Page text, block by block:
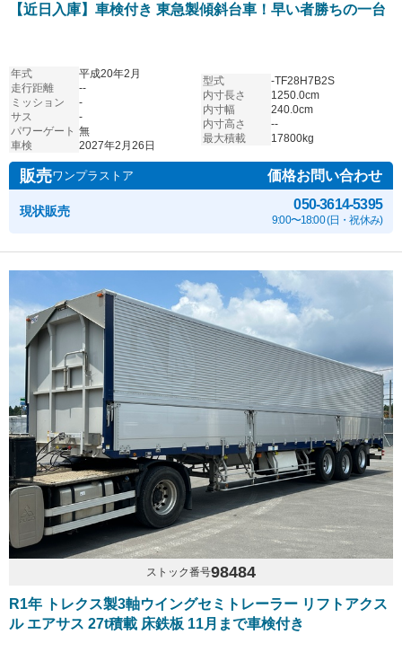
【近日入庫】車検付き 東急製傾斜台車！早い者勝ちの一台
年式
平成20年2月
走行距離
--
ミッション
-
サス
-
パワーゲート 無
車検
2027年2月26日
型式
-TF28H7B2S
内寸長さ
1250.0cm
内寸幅
240.0cm
内寸高さ
--
最大積載
17800kg
販売ワンプラストア 価格お問い合わせ
現状販売 050-3614-5395
9:00〜18:00 (日・祝休み)
ストック番号98484
R1年 トレクス製3軸ウイングセミトレーラー リフトアクス
ル エアサス 27t積載 床鉄板 11月まで車検付き